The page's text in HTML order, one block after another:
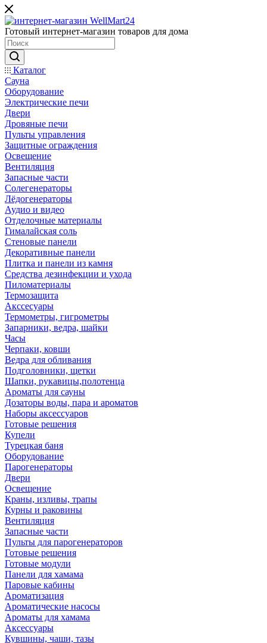
Готовый интернет-магазин товаров для дома
Каталог
Сауна
Оборудование
Электрические печи
Двери
Дровяные печи
Пульты управления
Защитные ограждения
Освещение
Вентиляция
Запасные части
Солегенераторы
Лёдогенераторы
Аудио и видео
Отделочные материалы
Гималайская соль
Стеновые панели
Декоративные панели
Плитка и панели из камня
Средства дезинфекции и ухода
Пиломатериалы
Термозащита
Аксcесуары
Термометры, гигрометры
Запарники, ведра, шайки
Часы
Черпаки, ковши
Ведра для обливания
Подголовники, щетки
Шапки, рукавицы,полотенца
Ароматы для сауны
Дозаторы воды, пара и ароматов
Наборы аксессуаров
Готовые решения
Купели
Турецкая баня
Оборудование
Парогенераторы
Двери
Освещение
Краны, изливы, трапы
Курны и раковины
Вентиляция
Запасные части
Пульты для парогенераторов
Готовые решения
Готовые модули
Панели для хамама
Паровые кабины
Ароматизация
Ароматические насосы
Ароматы для хамама
Аксессуары
Кувшины, чаши, тазы